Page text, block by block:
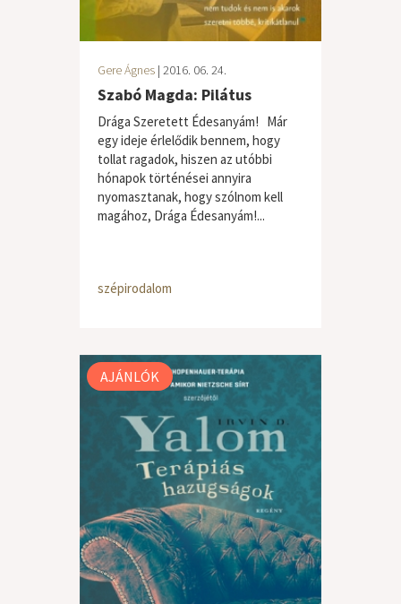
Gere Ágnes | 2016. 06. 24.
Szabó Magda: Pilátus
Drága Szeretett Édesanyám! Már
egy ideje érlelődik bennem, hogy
tollat ragadok, hiszen az utóbbi
hónapok történései annyira
nyomasztanak, hogy szólnom kell
magához, Drága Édesanyám!...
szépirodalom
AJÁNLÓK